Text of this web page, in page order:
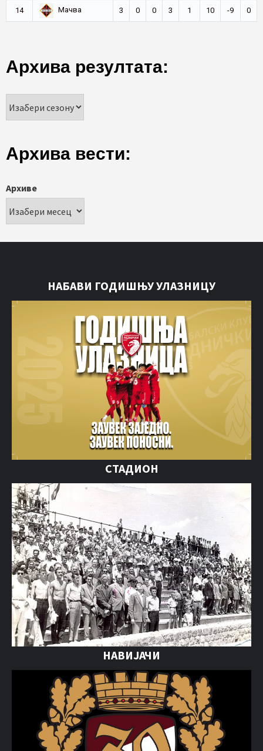
14 Мачва 3 0 0 3 1 10 -9 0
Архива резултата:
Архива вести:
Архиве
НАБАВИ ГОДИШЊУ УЛАЗНИЦУ
СТАДИОН
НАВИЈАЧИ